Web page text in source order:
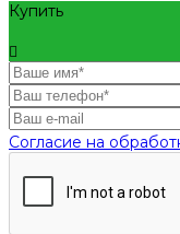
Купить
Согласие на